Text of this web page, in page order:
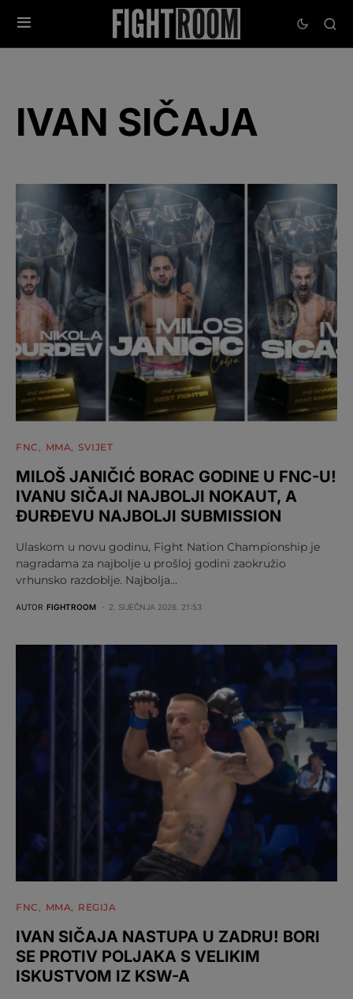
IVAN SIČAJA
FNC MMA SVIJET
MILOŠ JANIČIĆ BORAC GODINE U FNC-U!
IVANU SIČAJI NAJBOLJI NOKAUT, A
ĐURĐEVU NAJBOLJI SUBMISSION
Ulaskom u novu godinu, Fight Nation Championship je
nagradama za najbolje u prošloj godini zaokružio
vrhunsko razdoblje. Najbolja…
AUTOR FIGHTROOM 2. SIJEČNJA 2026. 21:53
FNC MMA REGIJA
IVAN SIČAJA NASTUPA U ZADRU! BORI
SE PROTIV POLJAKA S VELIKIM
ISKUSTVOM IZ KSW-A